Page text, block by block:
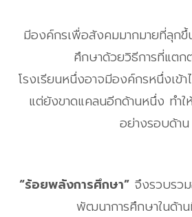
มีองค์กรเพื่อสังคมมากมายที่ลุกขึ้
ศึกษาด้วยวิธีการที่แตก
โรงเรียนหนึ่งอาจมีองค์กรหนึ่งเข้
แต่ยังขาดแคลนอีกด้านหนึ่ง ทำ
อย่างรอบด้าน
“ร้อยพลังการศึกษา” จึงรวบรว
พัฒนาการศึกษาในด้า